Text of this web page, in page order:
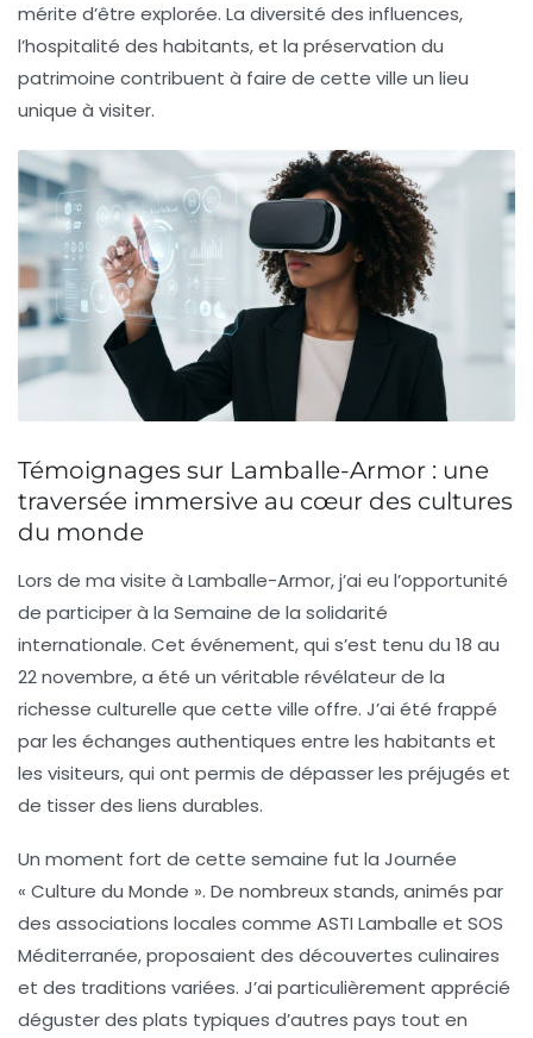
mérite d’être explorée. La diversité des influences,
l’hospitalité des habitants, et la préservation du
patrimoine contribuent à faire de cette ville un lieu
unique à visiter.
Témoignages sur Lamballe-Armor : une
traversée immersive au cœur des cultures
du monde
Lors de ma visite à Lamballe-Armor, j’ai eu l’opportunité
de participer à la Semaine de la solidarité
internationale. Cet événement, qui s’est tenu du 18 au
22 novembre, a été un véritable révélateur de la
richesse culturelle que cette ville offre. J’ai été frappé
par les échanges authentiques entre les habitants et
les visiteurs, qui ont permis de dépasser les préjugés et
de tisser des liens durables.
Un moment fort de cette semaine fut la Journée
« Culture du Monde ». De nombreux stands, animés par
des associations locales comme ASTI Lamballe et SOS
Méditerranée, proposaient des découvertes culinaires
et des traditions variées. J’ai particulièrement apprécié
déguster des plats typiques d’autres pays tout en